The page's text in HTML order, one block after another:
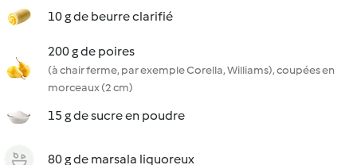
10 g de beurre clarifié
200 g de poires
(à chair ferme, par exemple Corella, Williams), coupées en
morceaux (2 cm)
15 g de sucre en poudre
80 g de marsala liquoreux